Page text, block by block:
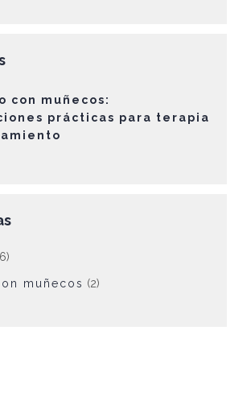
con muñecos:
prácticas para terapia
muñecos (2)